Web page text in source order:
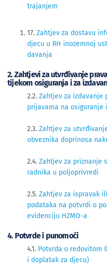
trajanjem
17. Zahtjev za dostavu
djecu u RH inozemnoj
davanja
2. Zahtjevi za utvrđivanje
tijekom osiguranja i za
2​​.2. Zahtjev za
prijavama na osiguranje
2.3. Zahtjev za
obveznika doprinosa
2.4. Zahtjev za priznanje
radnika u poljoprivredi
2.5. Zahtjev za ispravak
podataka na potvrdi o
evidenciju HZMO-a
4. Potvrde i punomoći
4.1. Potvrda o redovitom
i doplatak za djecu)